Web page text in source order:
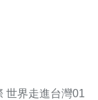
世界走進台灣01